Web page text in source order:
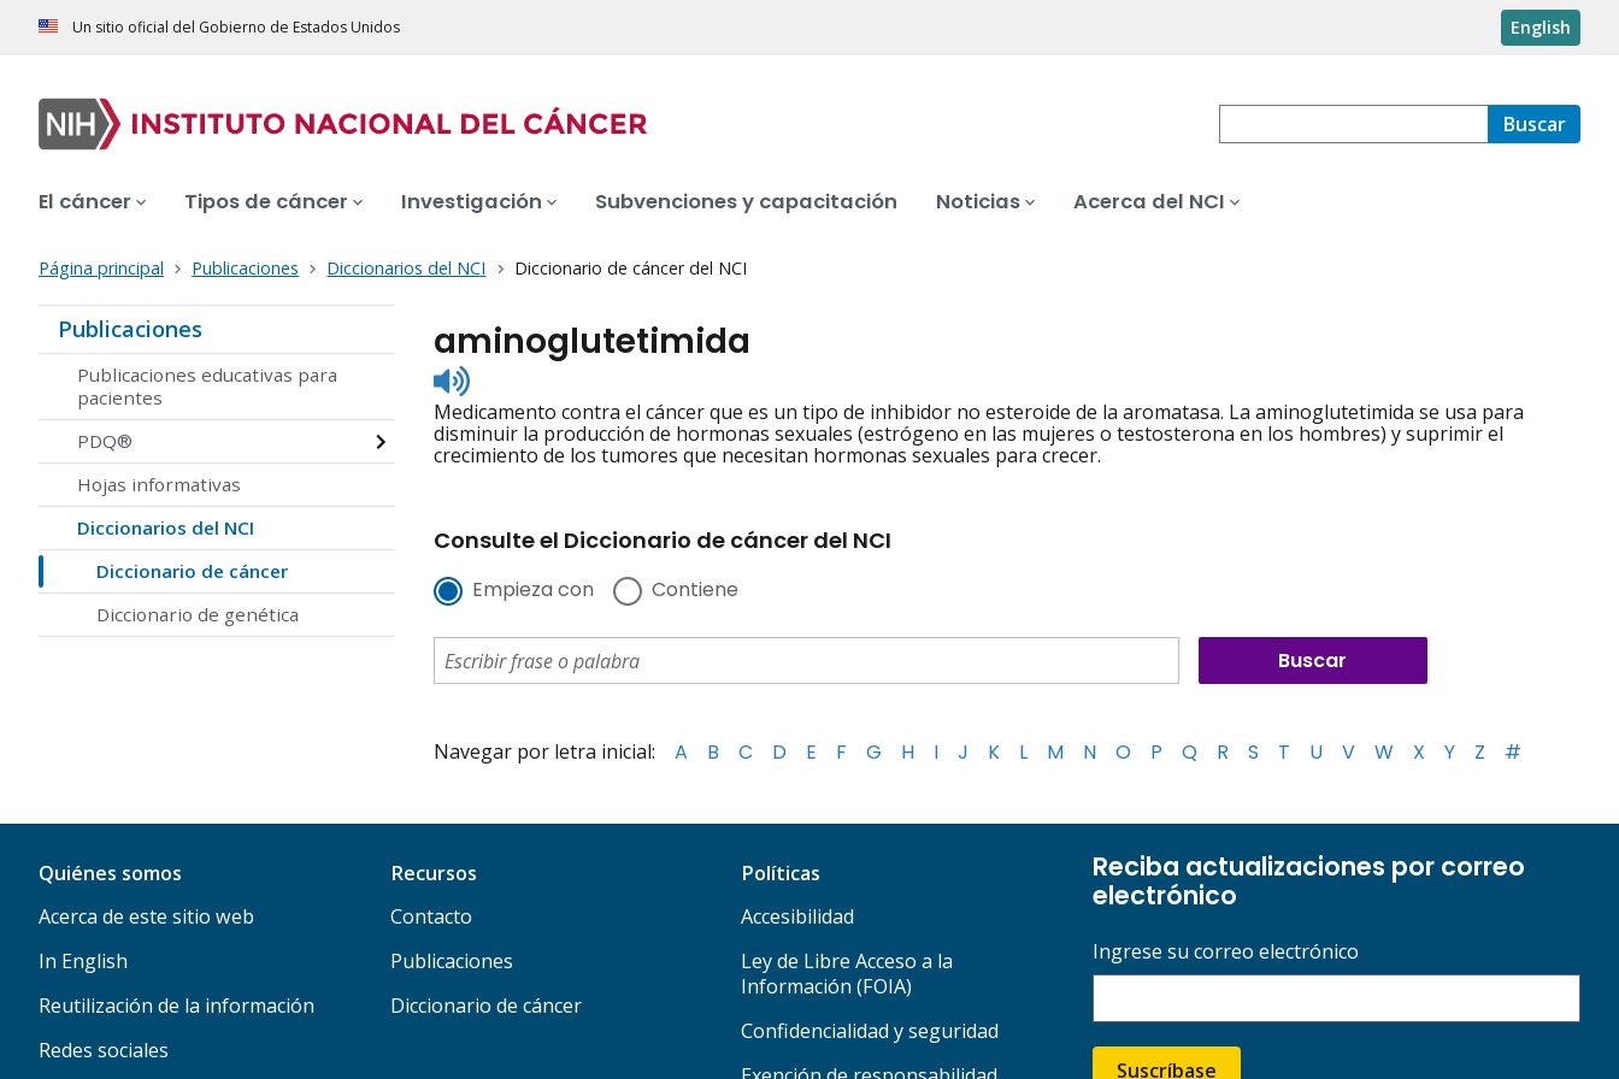
Un sitio oficial del Gobierno de Estados Unidos English
Buscar
El cáncer Tipos de cáncer Investigación Subvenciones y capacitación Noticias Acerca del NCI
Página principal Publicaciones Diccionarios del NCI Diccionario de cáncer del NCI
Publicaciones
Publicaciones educativas para
pacientes
PDQ®
Hojas informativas
Diccionarios del NCI
Diccionario de cáncer
Diccionario de genética
aminoglutetimida
Listen
to
pronunciation
Medicamento contra el cáncer que es un tipo de inhibidor no esteroide de la aromatasa. La aminoglutetimida se usa para
disminuir la producción de hormonas sexuales (estrógeno en las mujeres o testosterona en los hombres) y suprimir el
crecimiento de los tumores que necesitan hormonas sexuales para crecer.
Consulte el Diccionario de cáncer del NCI
Empieza con Contiene
Navegar por letra inicial: A B C D E F G H I J K L M N O P Q R S T U V W X Y Z #
Quiénes somos
Acerca de este sitio web
In English
Reutilización de la información
Redes sociales
Recursos
Contacto
Publicaciones
Diccionario de cáncer
Políticas
Accesibilidad
Ley de Libre Acceso a la
Información (FOIA)
Confidencialidad y seguridad
Reciba actualizaciones por correo
electrónico
Ingrese su correo electrónico
Suscríbase